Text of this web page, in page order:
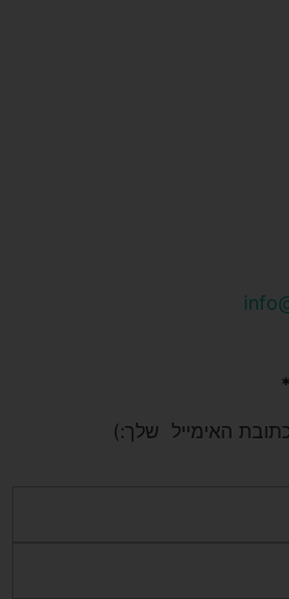
האימייל שלך:)